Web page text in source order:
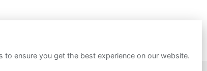
to ensure you get the best experience on our website.